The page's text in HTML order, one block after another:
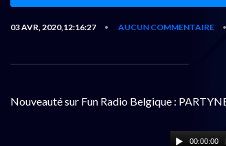
03 AVR, 2020,12:16:27 • AUCUN COMMENTAIRE •
Nouveauté sur Fun Radio Belgique :
00:00:00